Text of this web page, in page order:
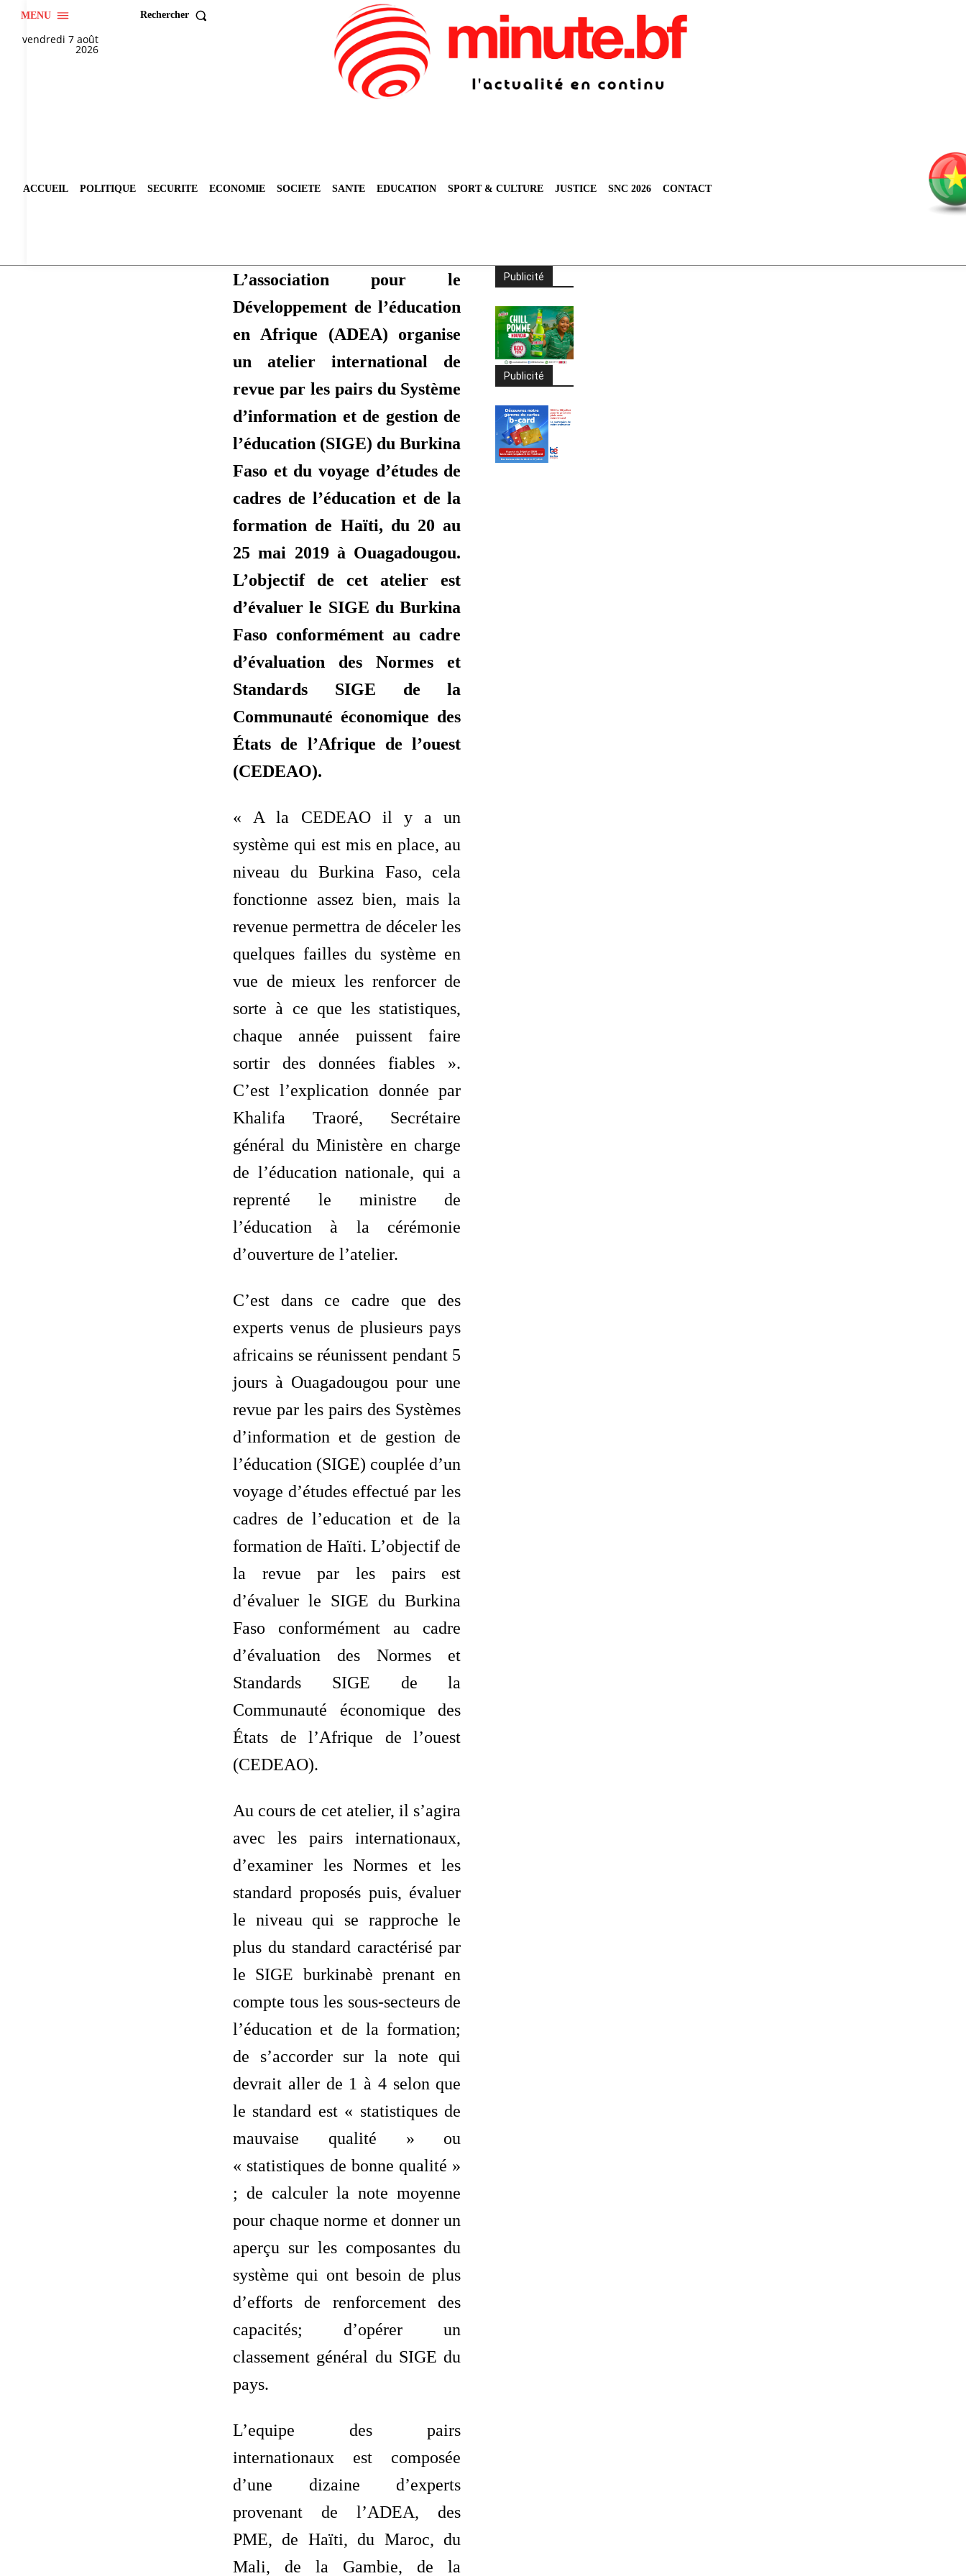
MENU Rechercher
vendredi 7 août
2026
ACCUEIL POLITIQUE SECURITE ECONOMIE SOCIETE SANTE EDUCATION SPORT & CULTURE JUSTICE SNC 2026 CONTACT
L’association pour le
Développement de l’éducation
en Afrique (ADEA) organise
un atelier international de
revue par les pairs du Système
d’information et de gestion de
l’éducation (SIGE) du Burkina
Faso et du voyage d’études de
cadres de l’éducation et de la
formation de Haïti, du 20 au
25 mai 2019 à Ouagadougou.
L’objectif de cet atelier est
d’évaluer le SIGE du Burkina
Faso conformément au cadre
d’évaluation des Normes et
Standards SIGE de la
Communauté économique des
États de l’Afrique de l’ouest
(CEDEAO).
« A la CEDEAO il y a un
système qui est mis en place, au
niveau du Burkina Faso, cela
fonctionne assez bien, mais la
revenue permettra de déceler les
quelques failles du système en
vue de mieux les renforcer de
sorte à ce que les statistiques,
chaque année puissent faire
sortir des données fiables ».
C’est l’explication donnée par
Khalifa Traoré, Secrétaire
général du Ministère en charge
de l’éducation nationale, qui a
reprenté le ministre de
l’éducation à la cérémonie
d’ouverture de l’atelier.
C’est dans ce cadre que des
experts venus de plusieurs pays
africains se réunissent pendant 5
jours à Ouagadougou pour une
revue par les pairs des Systèmes
d’information et de gestion de
l’éducation (SIGE) couplée d’un
voyage d’études effectué par les
cadres de l’education et de la
formation de Haïti. L’objectif de
la revue par les pairs est
d’évaluer le SIGE du Burkina
Faso conformément au cadre
d’évaluation des Normes et
Standards SIGE de la
Communauté économique des
États de l’Afrique de l’ouest
(CEDEAO).
Au cours de cet atelier, il s’agira
avec les pairs internationaux,
d’examiner les Normes et les
standard proposés puis, évaluer
le niveau qui se rapproche le
plus du standard caractérisé par
le SIGE burkinabè prenant en
compte tous les sous-secteurs de
l’éducation et de la formation;
de s’accorder sur la note qui
devrait aller de 1 à 4 selon que
le standard est « statistiques de
mauvaise qualité » ou
« statistiques de bonne qualité »
; de calculer la note moyenne
pour chaque norme et donner un
aperçu sur les composantes du
système qui ont besoin de plus
d’efforts de renforcement des
capacités; d’opérer un
classement général du SIGE du
pays.
L’equipe des pairs
internationaux est composée
d’une dizaine d’experts
provenant de l’ADEA, des
PME, de Haïti, du Maroc, du
Mali, de la Gambie, de la
Publicité
Publicité